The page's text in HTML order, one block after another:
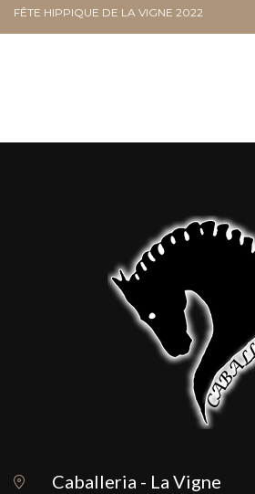
FÊTE HIPPIQUE DE LA VIGNE 2022
Caballeria - La Vigne